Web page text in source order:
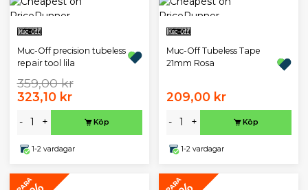
Muc-Off precision tubeless
repair tool lila
359,00 kr
323,10 kr
- + Köp
1-2 vardagar
Muc-Off Tubeless Tape
21mm Rosa
209,00 kr
- + Köp
1-2 vardagar